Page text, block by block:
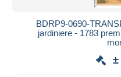
BDRP9-0690-
jardiniere - 1783
±